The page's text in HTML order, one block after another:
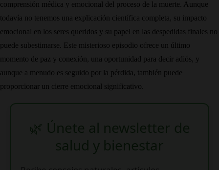
comprensión médica y emocional del proceso de la muerte. Aunque
todavía no tenemos una explicación científica completa, su impacto
emocional en los seres queridos y su papel en las despedidas finales no
puede subestimarse. Este misterioso episodio ofrece un último
momento de paz y conexión, una oportunidad para decir adiós, y
aunque a menudo es seguido por la pérdida, también puede
proporcionar un cierre emocional significativo.
🌿 Únete al newsletter de
salud y bienestar